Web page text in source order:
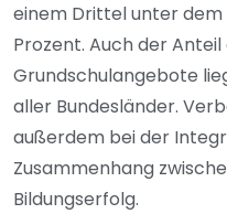
einem Drittel unter
Prozent. Auch der
Grundschulangebote
aller Bundesländer.
außerdem bei der
Zusammenhang
Bildungserfolg.